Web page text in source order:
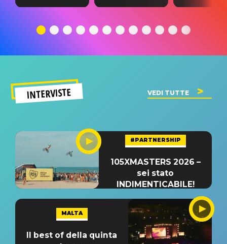
testo,
significato
traduzione e
del singolo
testo,
INTERVISTE VEDI TUTTE
#PARTNERSHIP
105XMASTERS 2026 –
sei stato
INDIMENTICABILE!
MALTA
Il best of della quinta